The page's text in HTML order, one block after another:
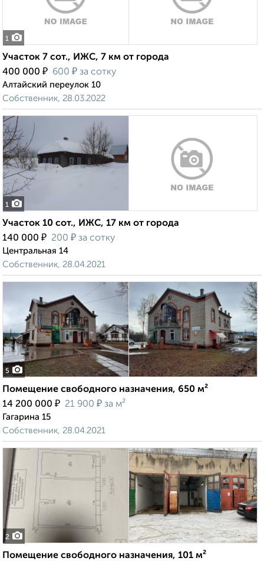
1
Участок 7 сот., ИЖС, 7 км от города
400 000 ₽ 600 ₽ за сотку
Алтайский переулок 10
Собственник, 28.03.2022
1
Участок 10 сот., ИЖС, 17 км от города
140 000 ₽ 200 ₽ за сотку
Центральная 14
Собственник, 28.04.2021
5
Помещение свободного назначения, 650 м²
14 200 000 ₽ 21 900 ₽ за м²
Гагарина 15
Собственник, 28.04.2021
2
Помещение свободного назначения, 101 м²